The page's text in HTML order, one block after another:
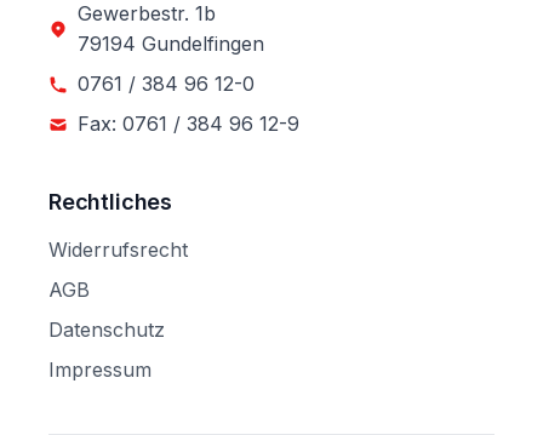
Gewerbestr. 1b
79194 Gundelfingen
0761 / 384 96 12-0
Fax: 0761 / 384 96 12-9
Rechtliches
Widerrufsrecht
AGB
Datenschutz
Impressum